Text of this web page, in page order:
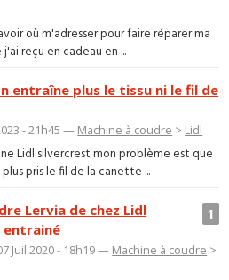
où m'adresser pour faire réparer ma
reçu en cadeau en ...
entraîne plus le tissu ni le fil de
- 21h45 — Machine à coudre > Lidl
Lidl silvercrest mon problème est que
pris le fil de la canette ...
1
Lervia de chez Lidl
entrainé
Juil 2020 - 18h19 — Machine à coudre >